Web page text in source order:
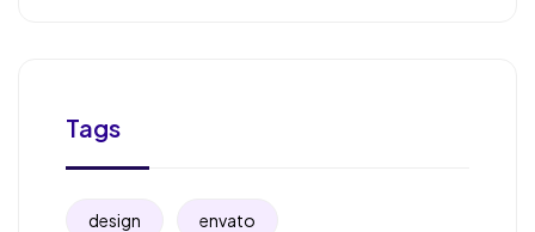
Tags
design envato